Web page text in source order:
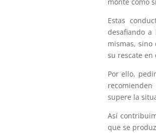
Estas
desafiando a
mismas,
su rescate en
Por ello,
supere la
Así
que se